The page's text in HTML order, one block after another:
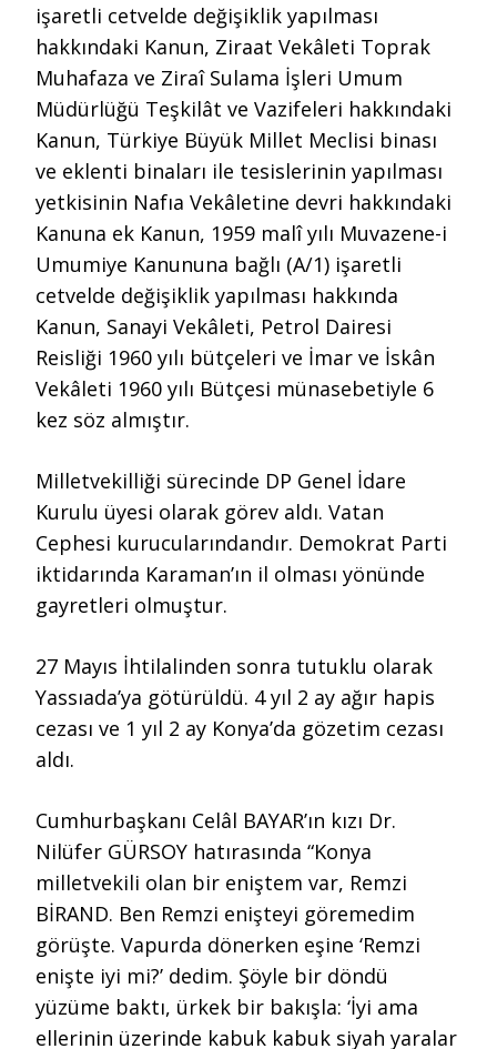
işaretli cetvelde değişiklik yapılması
hakkındaki Kanun, Ziraat Vekâleti Toprak
Muhafaza ve Ziraî Sulama İşleri Umum
Müdürlüğü Teşkilât ve Vazifeleri hakkındaki
Kanun, Türkiye Büyük Millet Meclisi binası
ve eklenti binaları ile tesislerinin yapılması
yetkisinin Nafıa Vekâletine devri hakkındaki
Kanuna ek Kanun, 1959 malî yılı Muvazene-i
Umumiye Kanununa bağlı (A/1) işaretli
cetvelde değişiklik yapılması hakkında
Kanun, Sanayi Vekâleti, Petrol Dairesi
Reisliği 1960 yılı bütçeleri ve İmar ve İskân
Vekâleti 1960 yılı Bütçesi münasebetiyle 6
kez söz almıştır.
Milletvekilliği sürecinde DP Genel İdare
Kurulu üyesi olarak görev aldı. Vatan
Cephesi kurucularındandır. Demokrat Parti
iktidarında Karaman’ın il olması yönünde
gayretleri olmuştur.
27 Mayıs İhtilalinden sonra tutuklu olarak
Yassıada’ya götürüldü. 4 yıl 2 ay ağır hapis
cezası ve 1 yıl 2 ay Konya’da gözetim cezası
aldı.
Cumhurbaşkanı Celâl BAYAR’ın kızı Dr.
Nilüfer GÜRSOY hatırasında “Konya
milletvekili olan bir eniştem var, Remzi
BİRAND. Ben Remzi enişteyi göremedim
görüşte. Vapurda dönerken eşine ‘Remzi
enişte iyi mi?’ dedim. Şöyle bir döndü
yüzüme baktı, ürkek bir bakışla: ‘İyi ama
ellerinin üzerinde kabuk kabuk siyah yaralar